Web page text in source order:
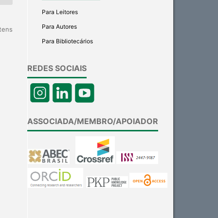
Para Leitores
Para Autores
Para Bibliotecários
REDES SOCIAIS
ASSOCIADA/MEMBRO/APOIADOR